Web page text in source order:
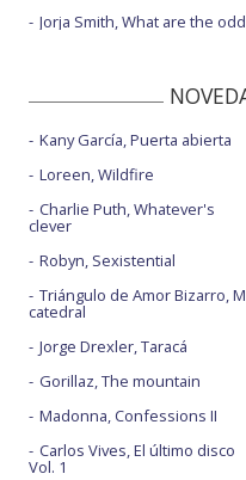
Jorja Smith, What are the
Kany García, Puerta abierta
Loreen, Wildfire
Charlie Puth, Whatever's
clever
Robyn, Sexistential
Triángulo de Amor Bizarro,
catedral
Jorge Drexler, Taracá
Gorillaz, The mountain
Madonna, Confessions II
Carlos Vives, El último disco
Vol. 1